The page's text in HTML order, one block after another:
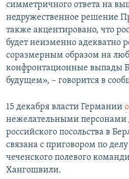
симметричного ответа на
недружественное решение
также акцентировано, что
будет неизменно адекватно
соразмерным образом на
конфронтационные выпады
будущем», – говорится в
15 декабря власти Германии
нежелательными персонами
российского посольства в
связана с приговором по
чеченского полевого
Хангошвили.